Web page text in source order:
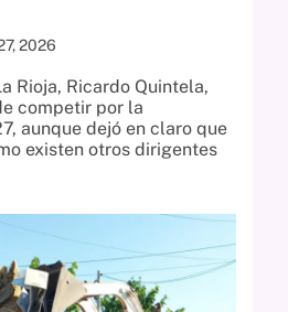
2026
Rioja, Ricardo Quintela,
competir por la
aunque dejó en claro que
existen otros dirigentes